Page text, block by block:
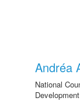
Andréa
National